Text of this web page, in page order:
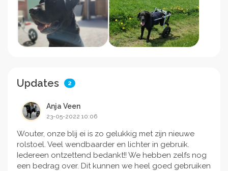
Updates 2
Anja Veen
23-05-2022 10:06
Wouter, onze blij ei is zo gelukkig met zijn nieuwe
rolstoel. Veel wendbaarder en lichter in gebruik.
Iedereen ontzettend bedankt!! We hebben zelfs nog
een bedrag over. Dit kunnen we heel goed gebruiken